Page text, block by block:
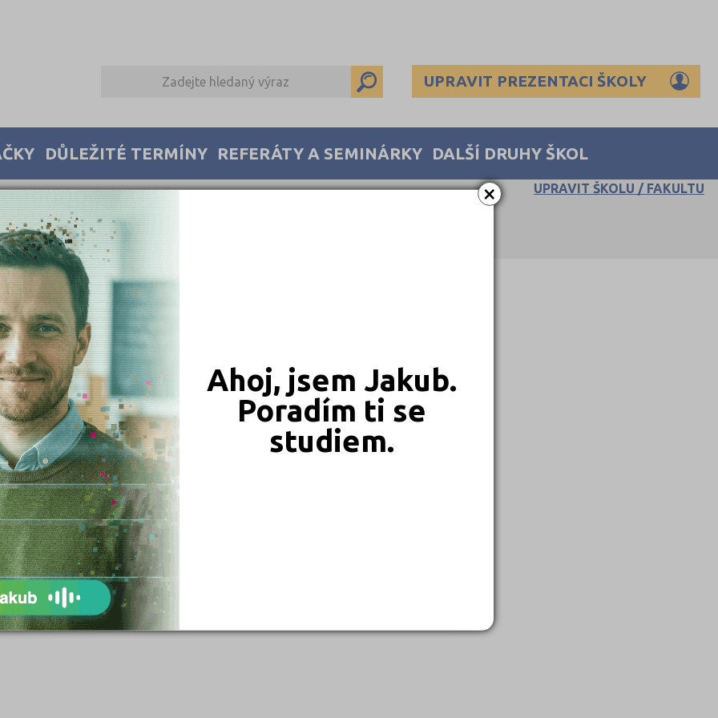
×
Ahoj, jsem Jakub.
Poradím ti se
studiem.
UPRAVIT PREZENTACI ŠKOLY
DŮLEŽITÉ TERMÍNY REFERÁTY A SEMINÁRKY DALŠÍ DRUHY ŠKOL
UPRAVIT ŠKOLU / FAKULTU
chybě informován.
to the system administrator.